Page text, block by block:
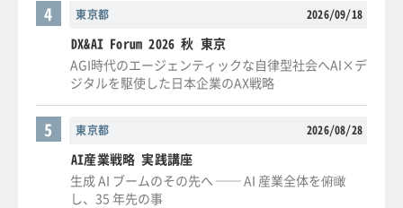
東京都 2026/09/18
4
DX&AI Forum 2026 秋 東京
AGI時代のエージェンティックな自律型社会へAI×デ
ジタルを駆使した日本企業のAX戦略
東京都 2026/08/28
5
AI産業戦略 実践講座
生成 AI ブームのその先へ ── AI 産業全体を俯瞰
し、35 年先の事